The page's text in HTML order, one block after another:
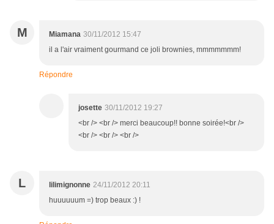
M Miamana 30/11/2012 15:47
il a l'air vraiment gourmand ce joli brownies, mmmmmmm!
Répondre
josette 30/11/2012 19:27
<br /> <br /> merci beaucoup!! bonne soirée!<br />
<br /> <br /> <br />
L lilimignonne 24/11/2012 20:11
huuuuuum =) trop beaux :) !